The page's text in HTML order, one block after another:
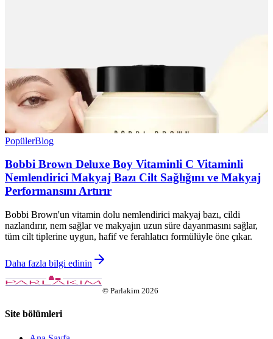
PopülerBlog
Bobbi Brown Deluxe Boy Vitaminli C Vitaminli
Nemlendirici Makyaj Bazı Cilt Sağlığını ve Makyaj
Performansını Artırır
Bobbi Brown'un vitamin dolu nemlendirici makyaj bazı, cildi
nazlandırır, nem sağlar ve makyajın uzun süre dayanmasını sağlar,
tüm cilt tiplerine uygun, hafif ve ferahlatıcı formülüyle öne çıkar.
Daha fazla bilgi edinin
© Parlakim 2026
Site bölümleri